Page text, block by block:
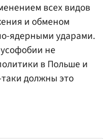
всех видов
и обменом
ядерными ударами.
не
в Польше и
должны это